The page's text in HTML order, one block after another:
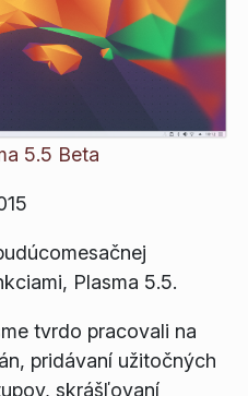
5.5 Beta
Plasma 5.5.
tvrdo pracovali na
pridávaní užitočných
skrášľovaní